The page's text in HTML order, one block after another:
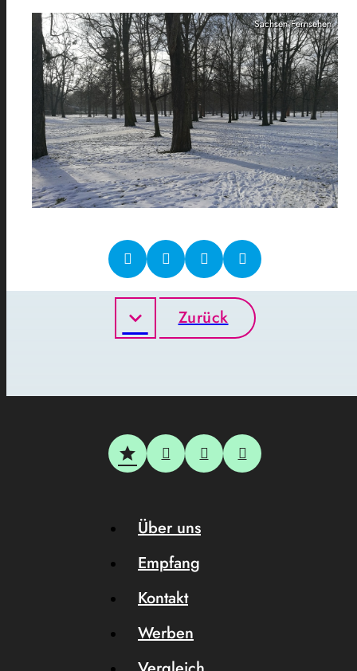
Sachsen Fernsehen
Zurück
Über uns
Empfang
Kontakt
Werben